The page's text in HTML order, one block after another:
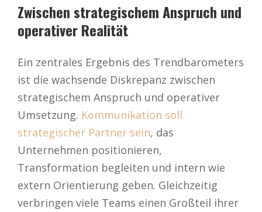
Zwischen strategischem Anspruch und
operativer Realität
Ein zentrales Ergebnis des Trendbarometers
ist die wachsende Diskrepanz zwischen
strategischem Anspruch und operativer
Umsetzung. Kommunikation soll
strategischer Partner sein, das
Unternehmen positionieren,
Transformation begleiten und intern wie
extern Orientierung geben. Gleichzeitig
verbringen viele Teams einen Großteil ihrer